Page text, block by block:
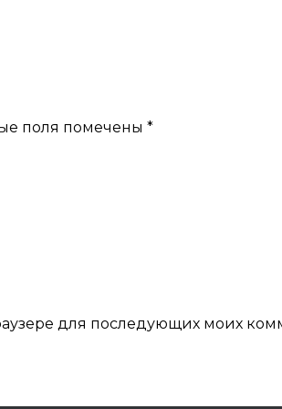
поля помечены *
для последующих моих